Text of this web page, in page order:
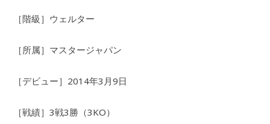
［階級］ウェルター
［所属］マスタージャパン
［デビュー］2014年3月9日
［戦績］3戦3勝（3KO）